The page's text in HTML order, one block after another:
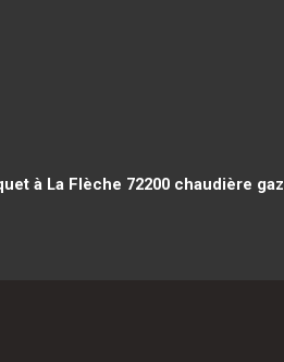
à La Flèche 72200chaudière gaz